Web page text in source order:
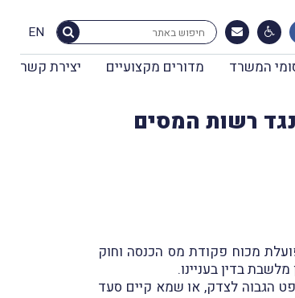
EN
המשרד מדורים מקצועיים יצירת קשר
רשות המסים
מכוח פקודת מס הכנסה וחוק
בדין בעניינו.
הגבוה לצדק, או שמא קיים סעד